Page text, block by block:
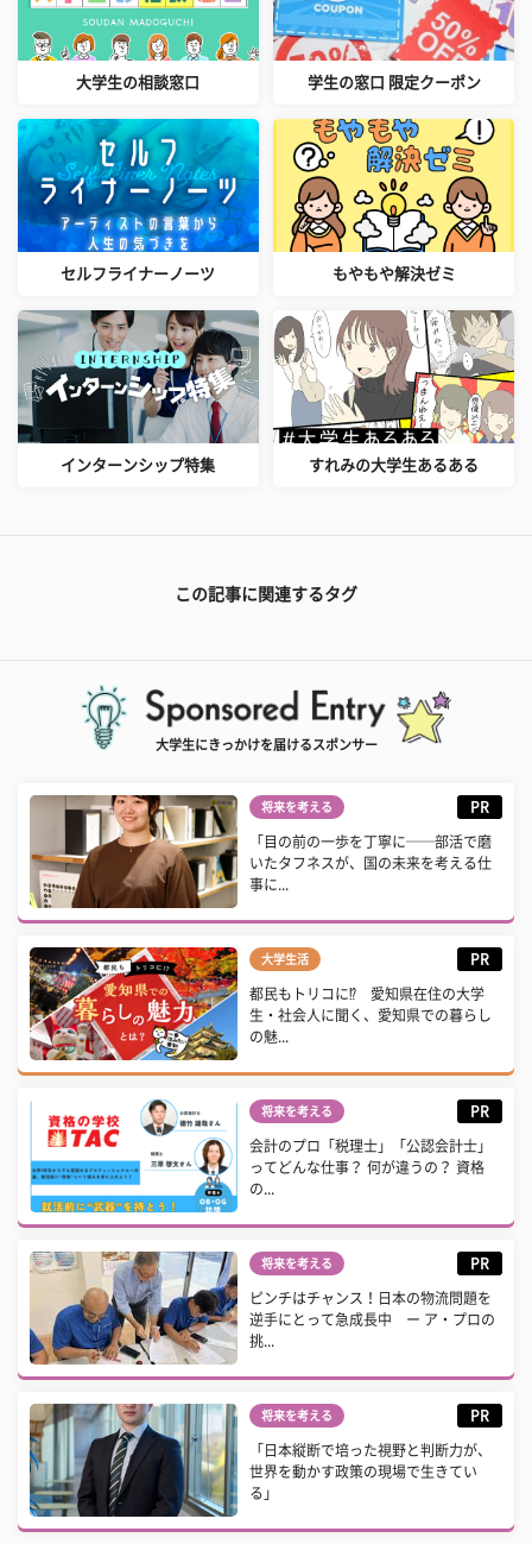
大学生の相談窓口 学生の窓口 限定クーポン
セルフライナーノーツ もやもや解決ゼミ
インターンシップ特集 すれみの大学生あるある
この記事に関連するタグ
大学生にきっかけを届けるスポンサー
将来を考える PR
「目の前の一歩を丁寧に──部活で磨
いたタフネスが、国の未来を考える仕
事に...
大学生活 PR
都民もトリコに⁉ 愛知県在住の大学
生・社会人に聞く、愛知県での暮らし
の魅...
将来を考える PR
会計のプロ「税理士」「公認会計士」
ってどんな仕事？ 何が違うの？ 資格
の...
将来を考える PR
ピンチはチャンス！日本の物流問題を
逆手にとって急成長中 ー ア・プロの
挑...
将来を考える PR
「日本縦断で培った視野と判断力が、
世界を動かす政策の現場で生きてい
る」